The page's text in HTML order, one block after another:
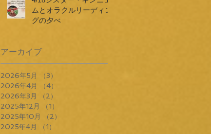
ムとオラクルリーディン
グの夕べ
アーカイブ
2026年5月 （3）
2026年4月
（4）
2026年3月
（2）
2025年12月
（1）
2025年10月
（2）
2025年4月
（1）